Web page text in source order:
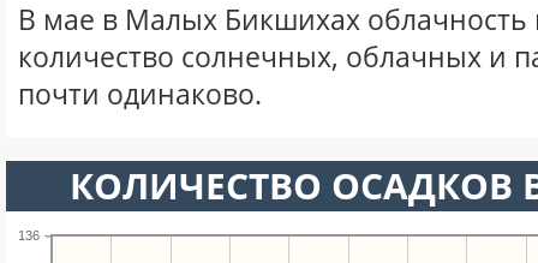
В мае в Малых Бикшихах облачность
количество солнечных, облачных и
почти одинаково.
КОЛИЧЕСТВО ОСАДКОВ
136